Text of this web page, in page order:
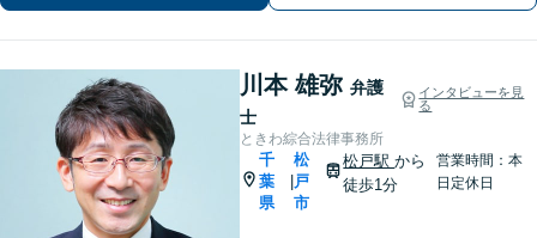
利用可】
川本 雄弥 弁護
士
インタビューを見
る
ときわ綜合法律事務所
千
葉
県
松
戸
市
松戸駅から
徒歩1分
営業時間：本
日定休日